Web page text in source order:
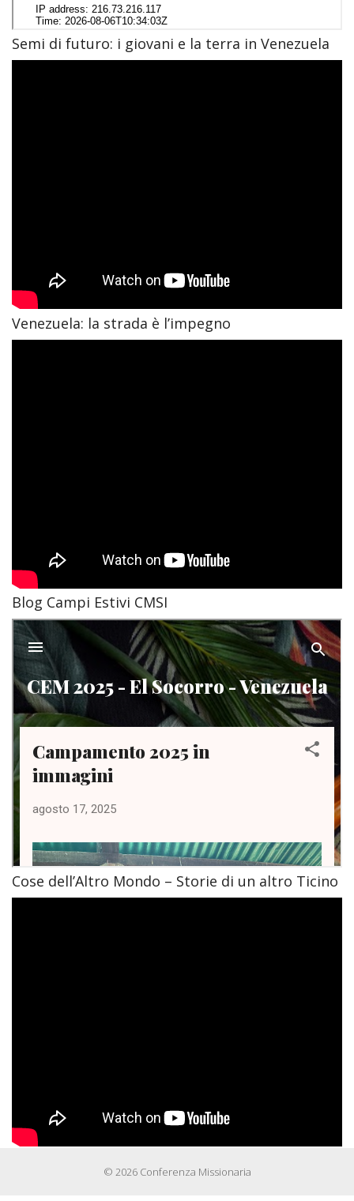
Semi di futuro: i giovani e la terra in Venezuela
Venezuela: la strada è l’impegno
Blog Campi Estivi CMSI
Cose dell’Altro Mondo – Storie di un altro Ticino
© 2026 Conferenza Missionaria